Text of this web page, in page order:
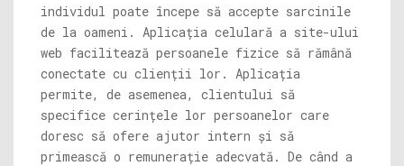
individul poate începe să accepte sarcinile
de la oameni. Aplicația celulară a site-ului
web facilitează persoanele fizice să rămână
conectate cu clienții lor. Aplicația
permite, de asemenea, clientului să
specifice cerințele lor persoanelor care
doresc să ofere ajutor intern și să
primească o remunerație adecvată. De când a